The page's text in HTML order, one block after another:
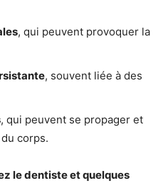
, qui peuvent provoquer la
, souvent liée à des
, qui peuvent se propager et
corps.
le dentiste et quelques